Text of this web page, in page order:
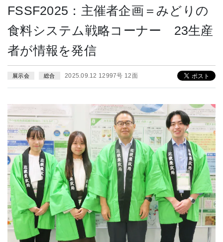
FSSF2025：主催者企画＝みどりの
食料システム戦略コーナー 23生産
者が情報を発信
展示会 総合 2025.09.12 12997号 12面